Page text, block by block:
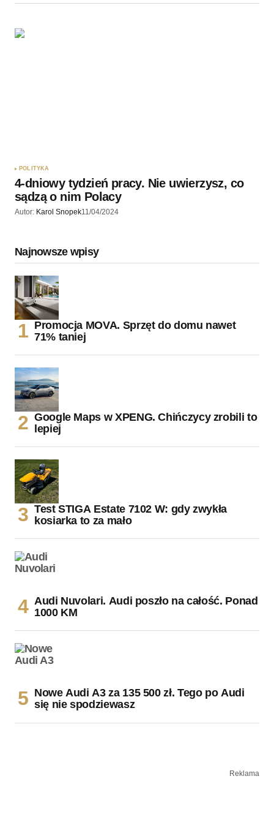
POLITYKA
4-dniowy tydzień pracy. Nie uwierzysz, co
sądzą o nim Polacy
Autor: Karol Snopek11/04/2024
Najnowsze wpisy
Promocja MOVA. Sprzęt do domu nawet
71% taniej
Google Maps w XPENG. Chińczycy zrobili to
lepiej
Test STIGA Estate 7102 W: gdy zwykła
kosiarka to za mało
Audi Nuvolari. Audi poszło na całość. Ponad
1000 KM
Nowe Audi A3 za 135 500 zł. Tego po Audi
się nie spodziewasz
Reklama